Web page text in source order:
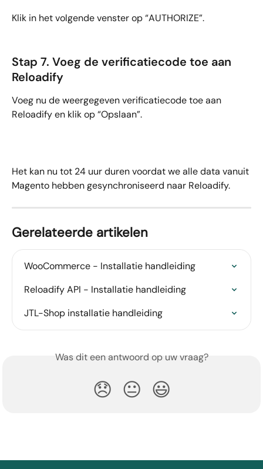
Klik in het volgende venster op “AUTHORIZE”.
Stap 7. Voeg de verificatiecode toe aan
Reloadify
Voeg nu de weergegeven verificatiecode toe aan
Reloadify en klik op “Opslaan”.
Het kan nu tot 24 uur duren voordat we alle data vanuit
Magento hebben gesynchroniseerd naar Reloadify.
Gerelateerde artikelen
WooCommerce - Installatie handleiding
Reloadify API - Installatie handleiding
JTL-Shop installatie handleiding
Was dit een antwoord op uw vraag?
😞 😐 😃